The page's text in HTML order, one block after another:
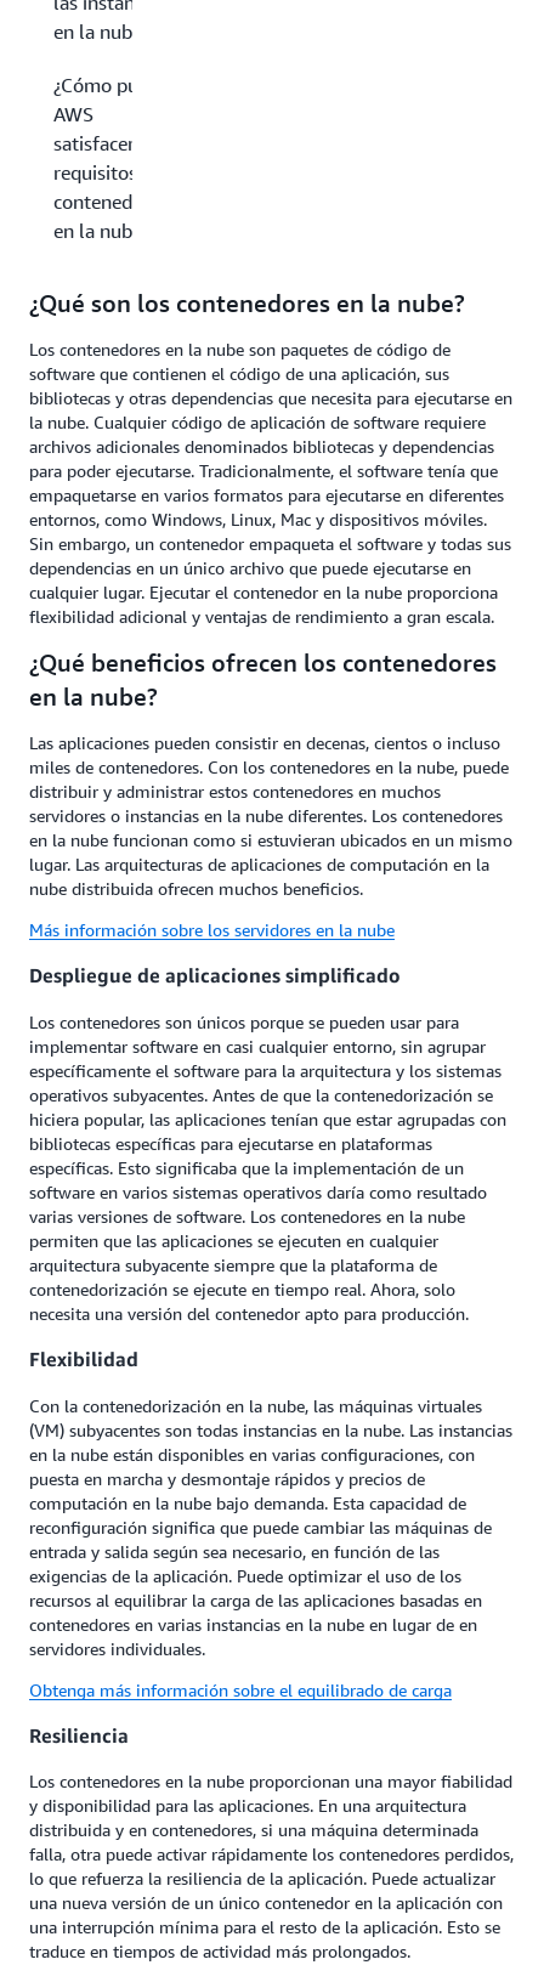
en la nube?
¿Cómo puede
AWS
satisfacer sus
requisitos de
contenedores
en la nube?
¿Qué son los contenedores en la nube?
Los contenedores en la nube son paquetes de código de
software que contienen el código de una aplicación, sus
bibliotecas y otras dependencias que necesita para ejecutarse en
la nube. Cualquier código de aplicación de software requiere
archivos adicionales denominados bibliotecas y dependencias
para poder ejecutarse. Tradicionalmente, el software tenía que
empaquetarse en varios formatos para ejecutarse en diferentes
entornos, como Windows, Linux, Mac y dispositivos móviles.
Sin embargo, un contenedor empaqueta el software y todas sus
dependencias en un único archivo que puede ejecutarse en
cualquier lugar. Ejecutar el contenedor en la nube proporciona
flexibilidad adicional y ventajas de rendimiento a gran escala.
¿Qué beneficios ofrecen los contenedores
en la nube?
Las aplicaciones pueden consistir en decenas, cientos o incluso
miles de contenedores. Con los contenedores en la nube, puede
distribuir y administrar estos contenedores en muchos
servidores o instancias en la nube diferentes. Los contenedores
en la nube funcionan como si estuvieran ubicados en un mismo
lugar. Las arquitecturas de aplicaciones de computación en la
nube distribuida ofrecen muchos beneficios.
Más información sobre los servidores en la nube
Despliegue de aplicaciones simplificado
Los contenedores son únicos porque se pueden usar para
implementar software en casi cualquier entorno, sin agrupar
específicamente el software para la arquitectura y los sistemas
operativos subyacentes. Antes de que la contenedorización se
hiciera popular, las aplicaciones tenían que estar agrupadas con
bibliotecas específicas para ejecutarse en plataformas
específicas. Esto significaba que la implementación de un
software en varios sistemas operativos daría como resultado
varias versiones de software. Los contenedores en la nube
permiten que las aplicaciones se ejecuten en cualquier
arquitectura subyacente siempre que la plataforma de
contenedorización se ejecute en tiempo real. Ahora, solo
necesita una versión del contenedor apto para producción.
Flexibilidad
Con la contenedorización en la nube, las máquinas virtuales
(VM) subyacentes son todas instancias en la nube. Las instancias
en la nube están disponibles en varias configuraciones, con
puesta en marcha y desmontaje rápidos y precios de
computación en la nube bajo demanda. Esta capacidad de
reconfiguración significa que puede cambiar las máquinas de
entrada y salida según sea necesario, en función de las
exigencias de la aplicación. Puede optimizar el uso de los
recursos al equilibrar la carga de las aplicaciones basadas en
contenedores en varias instancias en la nube en lugar de en
servidores individuales.
Obtenga más información sobre el equilibrado de carga
Resiliencia
Los contenedores en la nube proporcionan una mayor fiabilidad
y disponibilidad para las aplicaciones. En una arquitectura
distribuida y en contenedores, si una máquina determinada
falla, otra puede activar rápidamente los contenedores perdidos,
lo que refuerza la resiliencia de la aplicación. Puede actualizar
una nueva versión de un único contenedor en la aplicación con
una interrupción mínima para el resto de la aplicación. Esto se
traduce en tiempos de actividad más prolongados.